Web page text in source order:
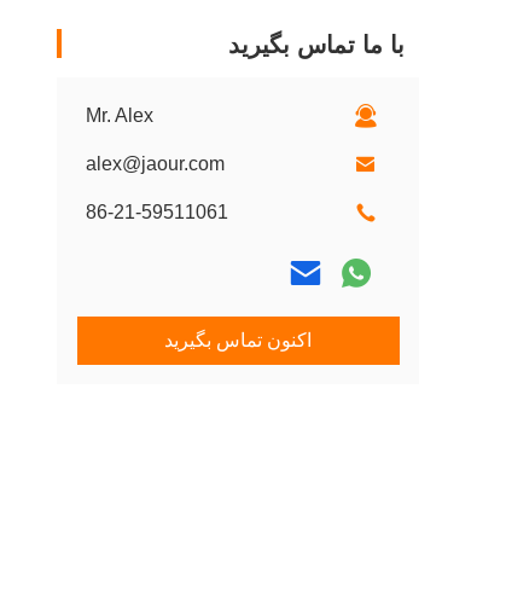
با ما تماس بگیرید
Mr. Alex
alex@jaour.com
86-21-59511061
اکنون تماس بگیرید